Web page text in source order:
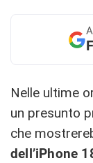
Nelle ultime
un presunto
che
dell’iPhone